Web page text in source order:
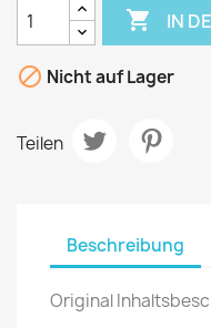
 IN
 Nicht auf Lager
Teilen
Beschreibung
Original